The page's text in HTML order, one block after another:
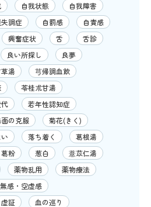
自我状態
自我障害
調症 自罰感
自責感
興奮症状 舌
舌診
良い所探し
良夢
湯
芎帰調血飲
苓桂朮甘湯
若年性認知症
の克服
菊花(きく)
落ち着く
葛根湯
葛粉 葱白
薏苡仁湯
薬物乱用
薬物療法
感・空虚感
虚証
血の巡り